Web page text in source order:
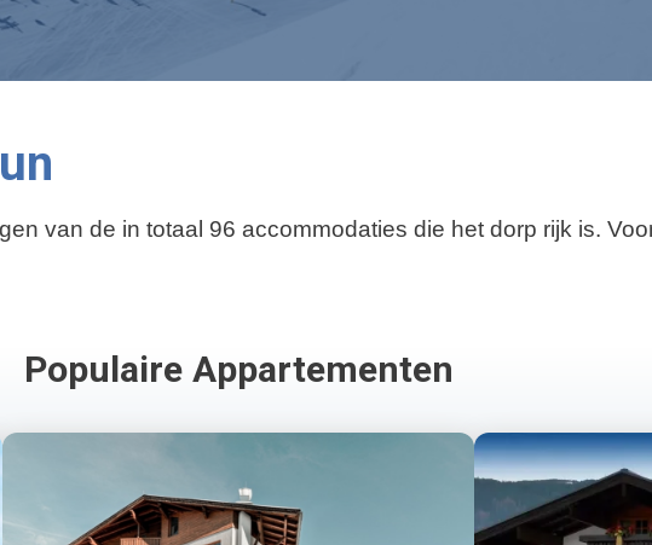
van de in totaal 96 accommodaties die het dorp rijk is.
Populaire Appartementen